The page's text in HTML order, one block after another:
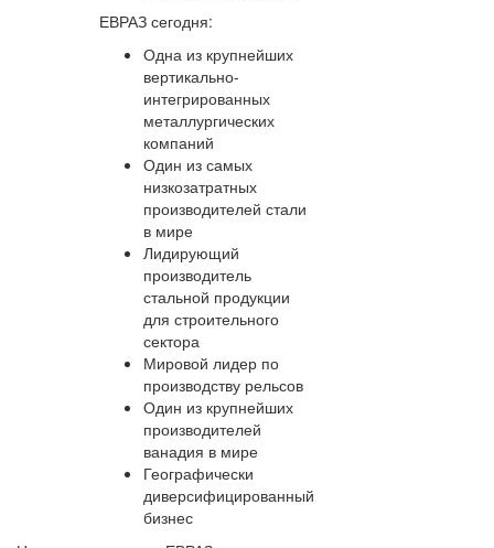
ЕВРАЗ сегодня:
Одна из крупнейших
вертикально-
интегрированных
металлургических
компаний
Один из самых
низкозатратных
производителей стали
в мире
Лидирующий
производитель
стальной продукции
для строительного
сектора
Мировой лидер по
производству рельсов
Один из крупнейших
производителей
ванадия в мире
Географически
диверсифицированный
бизнес